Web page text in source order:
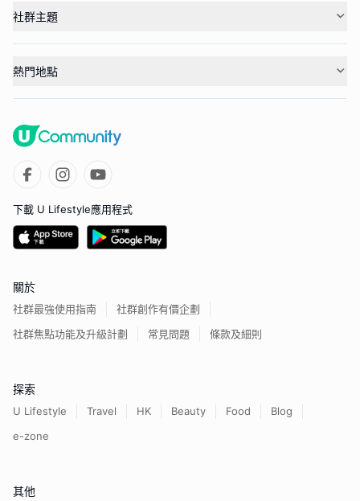
社群主題
熱門地點
下載 U Lifestyle應用程式
關於
社群最強使用指南
社群創作有價企劃
社群焦點功能及升級計劃
常見問題 條款及細則
探索
U Lifestyle Travel HK Beauty Food
Blog
e-zone
其他